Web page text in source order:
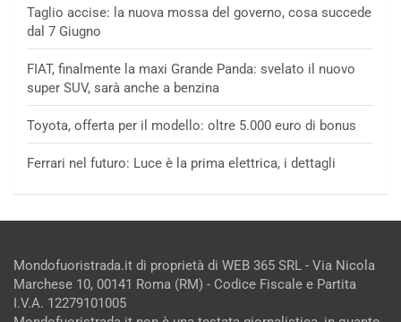
Taglio accise: la nuova mossa del governo, cosa succede
dal 7 Giugno
FIAT, finalmente la maxi Grande Panda: svelato il nuovo
super SUV, sarà anche a benzina
Toyota, offerta per il modello: oltre 5.000 euro di bonus
Ferrari nel futuro: Luce è la prima elettrica, i dettagli
Mondofuoristrada.it di proprietà di WEB 365 SRL - Via Nicola
Marchese 10, 00141 Roma (RM) - Codice Fiscale e Partita
I.V.A. 12279101005